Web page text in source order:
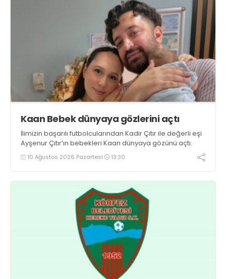
Kaan Bebek dünyaya gözlerini açtı
İlimizin başarılı futbolcularından Kadir Çıtır ile değerli eşi
Ayşenur Çıtır’ın bebekleri Kaan dünyaya gözünü açtı.
10 Ağustos 2026 Pazartesi 13:30